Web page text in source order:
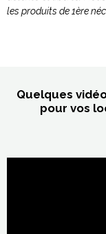
les produits de 1ère
Quelques
pour vos